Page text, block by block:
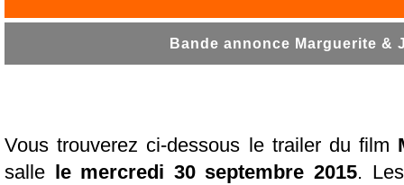
Bande annonce Marguerite &
Vous trouverez ci-dessous le trailer du film
salle
le mercredi 30 septembre 2015.